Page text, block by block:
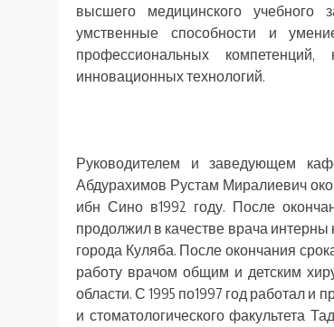
высшего медицинского учебного
умственные способности и
профессиональных
инновационных технологий.
Руководителем и заведующем
Абдурахимов Рустам Миралиевич
ибн Сино в1992 году. После
продолжил в качестве врача интерны
города Куляба. После окончания
работу врачом общим и детским
области. С 1995 по1997 год работал
и стоматологического факультета